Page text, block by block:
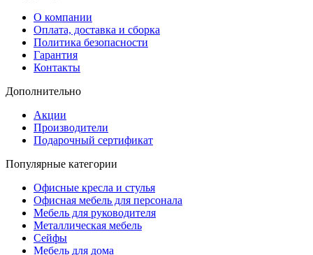
О компании
Оплата, доставка и сборка
Политика безопасности
Гарантия
Контакты
Дополнительно
Акции
Производители
Подарочный сертификат
Популярные категории
Офисные кресла и стулья
Офисная мебель для персонала
Мебель для руководителя
Металлическая мебель
Сейфы
Мебель для дома